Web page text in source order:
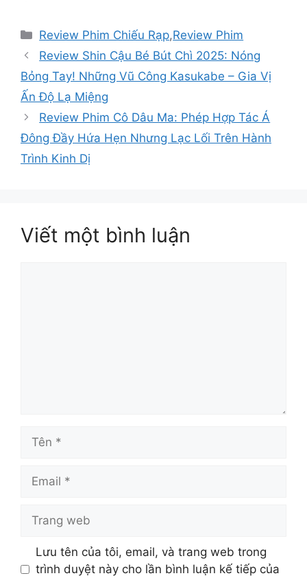
Danh
mục
Review Phim Chiếu Rạp,Review Phim
Review Shin Cậu Bé Bút Chì 2025: Nóng
Bỏng Tay! Những Vũ Công Kasukabe – Gia Vị
Ấn Độ Lạ Miệng
Review Phim Cô Dâu Ma: Phép Hợp Tác Á
Đông Đầy Hứa Hẹn Nhưng Lạc Lối Trên Hành
Trình Kinh Dị
Viết một bình luận
web
Lưu tên của tôi, email, và trang web trong
trình duyệt này cho lần bình luận kế tiếp của